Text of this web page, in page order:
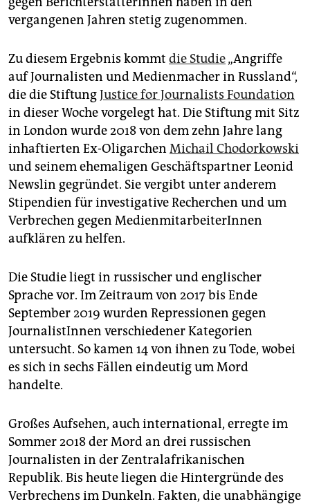
vergangenen Jahren stetig zugenommen.
Zu diesem Ergebnis kommt die Studie„Angriffe
auf Journalisten und Medienmacher in Russland“,
die die StiftungJustice for Journalists Foundation
in dieser Woche vorgelegt hat. Die Stiftung mit Sitz
in London wurde 2018 von dem zehn Jahre lang
inhaftierten Ex-Oligarchen Michail Chodorkowski
und seinem ehemaligen Geschäftspartner Leonid
Newslin gegründet. Sie vergibt unter anderem
Stipendien für investigative Recherchen und um
Verbrechen gegen MedienmitarbeiterInnen
aufklären zu helfen.
Die Studie liegt in russischer und englischer
Sprache vor. Im Zeitraum von 2017 bis Ende
September 2019 wurden Repressionen gegen
JournalistInnen verschiedener Kategorien
untersucht. So kamen 14 von ihnen zu Tode, wobei
es sich in sechs Fällen eindeutig um Mord
handelte.
Großes Aufsehen, auch international, erregte im
Sommer 2018 der Mord an drei russischen
Journalisten in der Zentralafrikanischen
Republik. Bis heute liegen die Hintergründe des
Verbrechens im Dunkeln. Fakten, die unabhängige